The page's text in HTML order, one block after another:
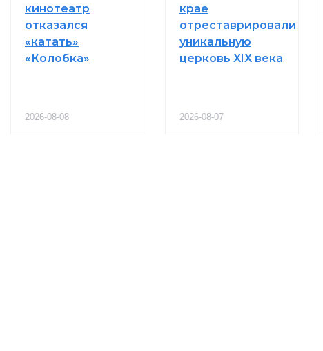
кинотеатр
отказался
«катать»
«Колобка»
2026-08-08
крае
отреставрировали
уникальную
церковь XIX века
2026-08-07